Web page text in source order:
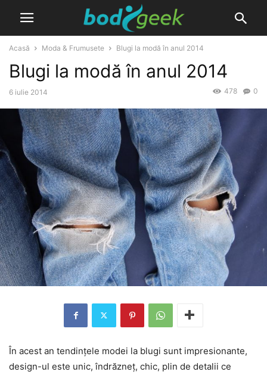
Acasă Moda & Frumusete Blugi la modă în anul 2014
Blugi la modă în anul 2014
6 iulie 2014 0
478
În acest an tendințele modei la blugi sunt impresionante,
design-ul este unic, îndrăzneț, chic, plin de detalii ce